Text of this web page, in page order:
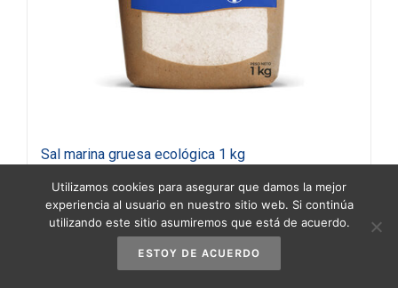
Sal marina gruesa ecológica 1 kg
1,20€ (IVA incluido)
Utilizamos cookies para asegurar que damos la mejor
experiencia al usuario en nuestro sitio web. Si continúa
utilizando este sitio asumiremos que está de acuerdo.
ESTOY DE ACUERDO